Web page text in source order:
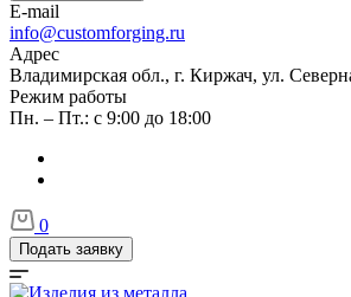
E-mail
info@customforging.ru
Адрес
Владимирская обл., г. Киржач, ул.
Режим работы
Пн. – Пт.: с 9:00 до 18:00
0
Подать заявку